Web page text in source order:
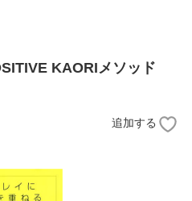
KAORIメソッド
追加する